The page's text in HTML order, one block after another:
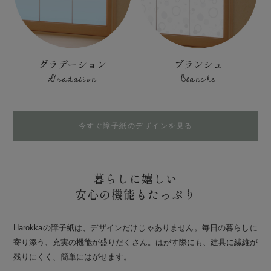
グラデーション
Gradation
ブランシュ
Blanche
今すぐ障子紙のデザインを見る
暮らしに嬉しい
安心の機能もたっぷり
Harokkaの障子紙は、デザインだけじゃありません。毎日の暮らしに
寄り添う、充実の機能が盛りだくさん。はがす際にも、建具に繊維が
残りにくく、簡単にはがせます。